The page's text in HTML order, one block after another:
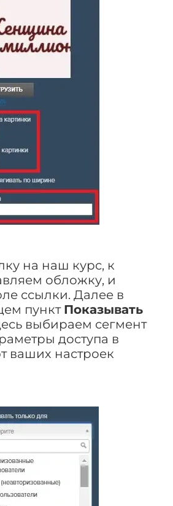
на наш курс, к
обложку, и
ссылки. Далее в
пункт Показывать
выбираем сегмент
доступа в
ваших настроек